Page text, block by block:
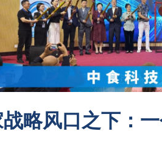
略风口之下：